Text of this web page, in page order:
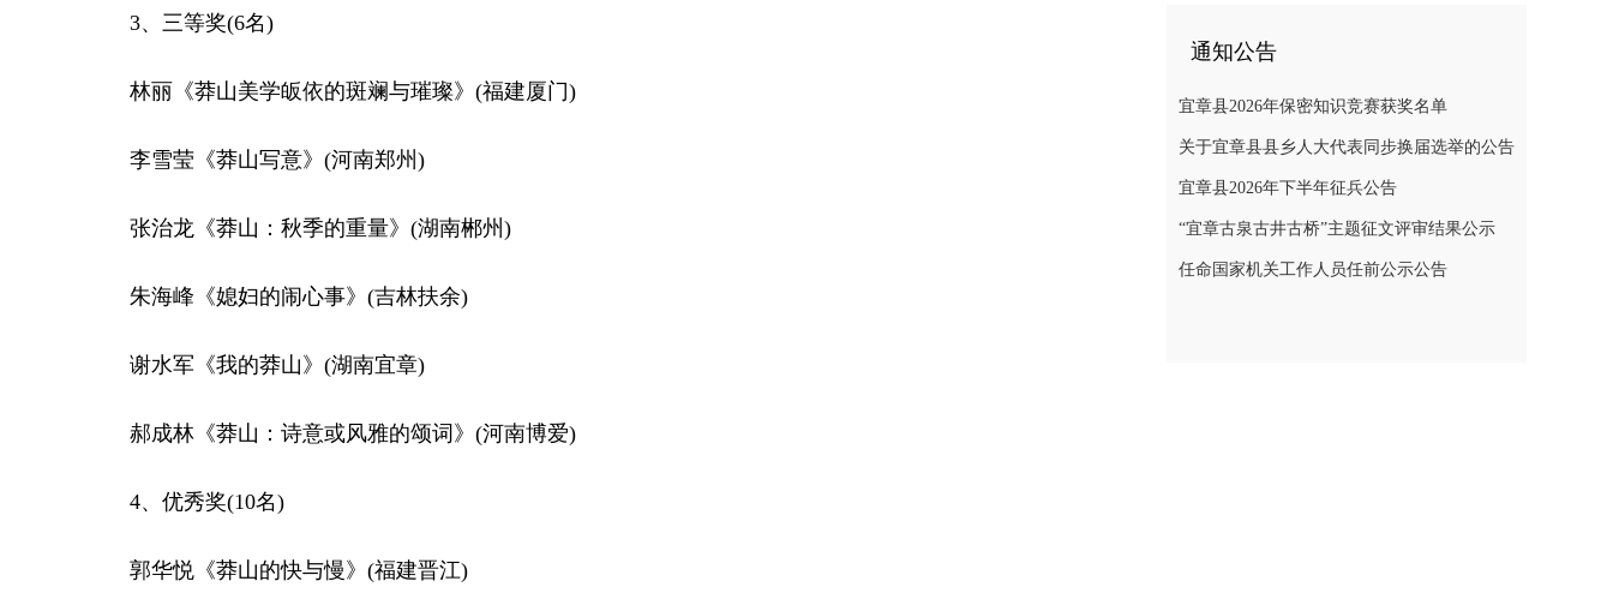
3、三等奖(6名)
林丽《莽山美学皈依的斑斓与璀璨》(福建厦门)
李雪莹《莽山写意》(河南郑州)
张治龙《莽山：秋季的重量》(湖南郴州)
朱海峰《媳妇的闹心事》(吉林扶余)
谢水军《我的莽山》(湖南宜章)
郝成林《莽山：诗意或风雅的颂词》(河南博爱)
4、优秀奖(10名)
郭华悦《莽山的快与慢》(福建晋江)
通知公告
宜章县2026年保密知识竞赛获奖名单
关于宜章县县乡人大代表同步换届选举的公告
宜章县2026年下半年征兵公告
“宜章古泉古井古桥”主题征文评审结果公示
任命国家机关工作人员任前公示公告